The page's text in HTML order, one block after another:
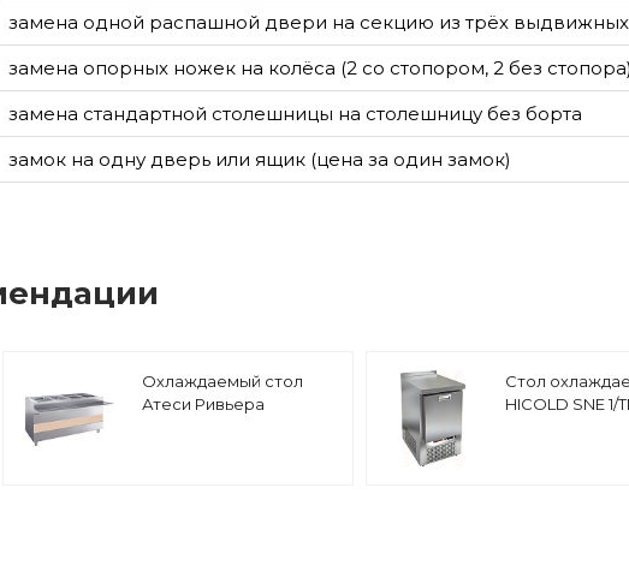
замена одной распашной двери на секцию из трёх
замена опорных ножек на колёса (2 со стопором, 2 без
замена стандартной столешницы на столешницу без борта
замок на одну дверь или ящик (цена за один замок)
Охлаждаемый стол
Атеси Ривьера
Стол
HICOLD SNE 1/